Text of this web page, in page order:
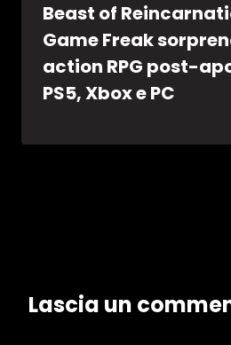
Beast of
Game Freak
action RPG post-
PS5, Xbox e PC
Lascia un